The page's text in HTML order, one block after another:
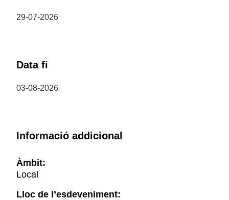
29-07-2026
Data fi
03-08-2026
Informació addicional
Àmbit:
Local
Lloc de l’esdeveniment: